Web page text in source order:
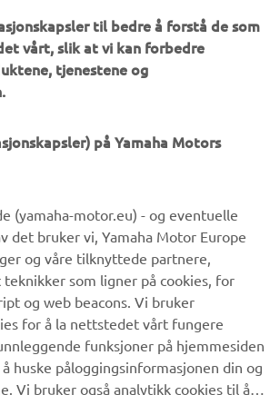
Motor
N.V. / Yamaha Motor Co., Ltd.
eller ikke-kommersielle
skriftlig samtykke fra Yamaha Motor
Yamaha Motor Co., Ltd.
måte og følg alle lokale lover og
til bedre å forstå de som
vårt, slik at vi kan forbedre
tjenestene og
på Yamaha Motors
(yamaha-motor.eu) - og eventuelle
det bruker vi, Yamaha Motor Europe
og våre tilknyttede partnere,
som ligner på cookies, for
og web beacons. Vi bruker
for å la nettstedet vårt fungere
funksjoner på hjemmesiden
huske påloggingsinformasjonen din og
Vi bruker også analytikk cookies til å